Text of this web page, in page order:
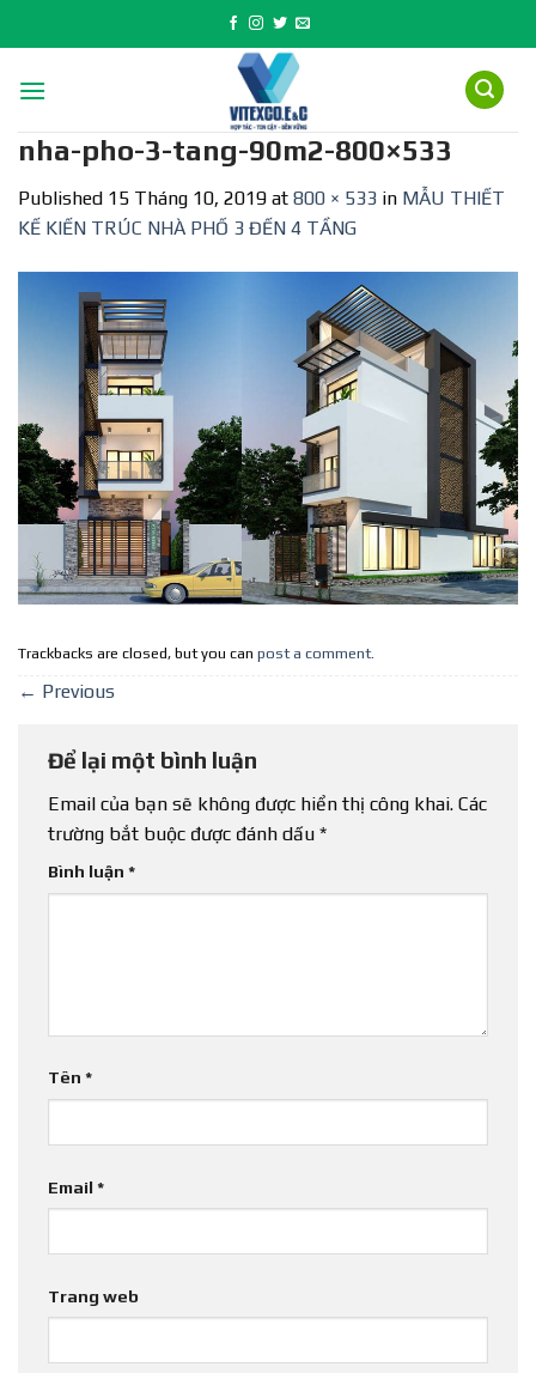
to
nha-pho-3-tang-90m2-800×533
Published 15 Tháng 10, 2019 at 800 × 533 in MẪU THIẾT
KẾ KIẾN TRÚC NHÀ PHỐ 3 ĐẾN 4 TẦNG
Trackbacks are closed, but you can post a comment.
← Previous
Để lại một bình luận
Email của bạn sẽ không được hiển thị công khai. Các
trường bắt buộc được đánh dấu *
Bình luận *
Tên *
Email *
Trang web